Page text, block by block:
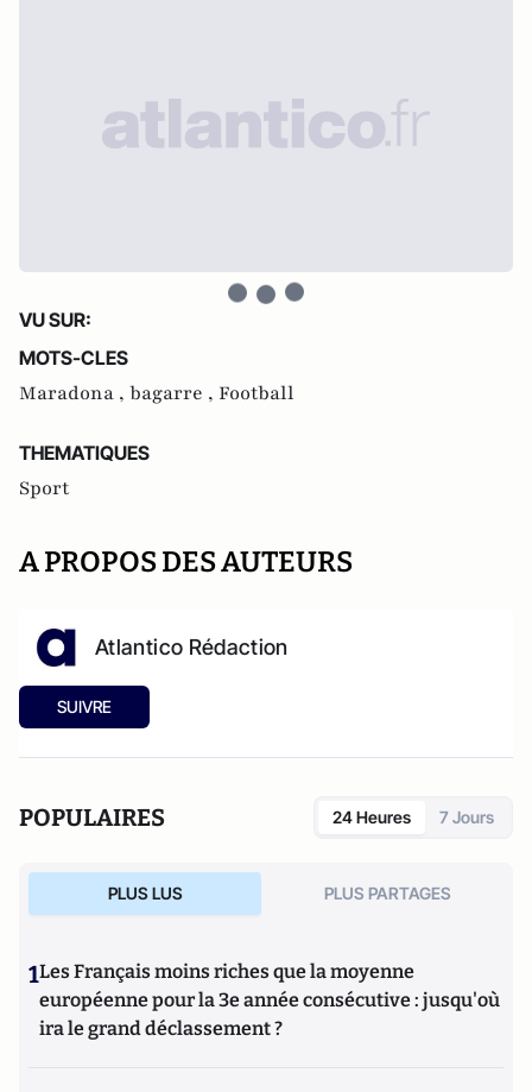
VU SUR:
MOTS-CLES
Maradona , bagarre , Football
THEMATIQUES
Sport
A PROPOS DES AUTEURS
Atlantico Rédaction
SUIVRE
POPULAIRES 24 Heures 7 Jours
PLUS LUS PLUS PARTAGES
1Les Français moins riches que la moyenne
européenne pour la 3e année consécutive : jusqu'où
ira le grand déclassement ?